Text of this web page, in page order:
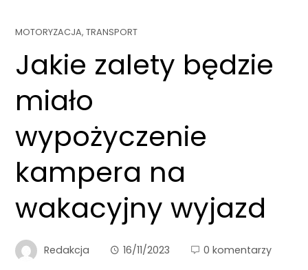
MOTORYZACJA, TRANSPORT
Jakie zalety będzie
miało
wypożyczenie
kampera na
wakacyjny wyjazd
Redakcja 16/11/2023 0 komentarzy